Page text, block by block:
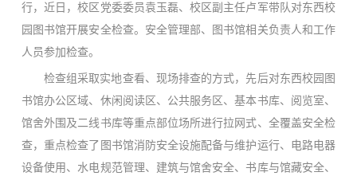
行，近日，校区党委委员袁玉磊、校区副主任卢军带队对东西校
园图书馆开展安全检查。安全管理部、图书馆相关负责人和工作
人员参加检查。
检查组采取实地查看、现场排查的方式，先后对东西校园图
书馆办公区域、休闲阅读区、公共服务区、基本书库、阅览室、
馆舍外围及二线书库等重点部位场所进行拉网式、全覆盖安全检
查，重点检查了图书馆消防安全设施配备与维护运行、电路电器
设备使用、水电规范管理、建筑与馆舍安全、书库与馆藏安全、